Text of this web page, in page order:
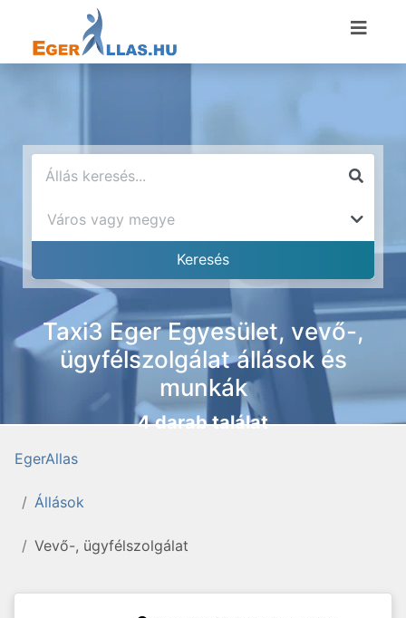
Taxi3 Eger Egyesület, vevő-,
ügyfélszolgálat állások és
munkák
4 darab találat
EgerAllas
Állások
Vevő-, ügyfélszolgálat